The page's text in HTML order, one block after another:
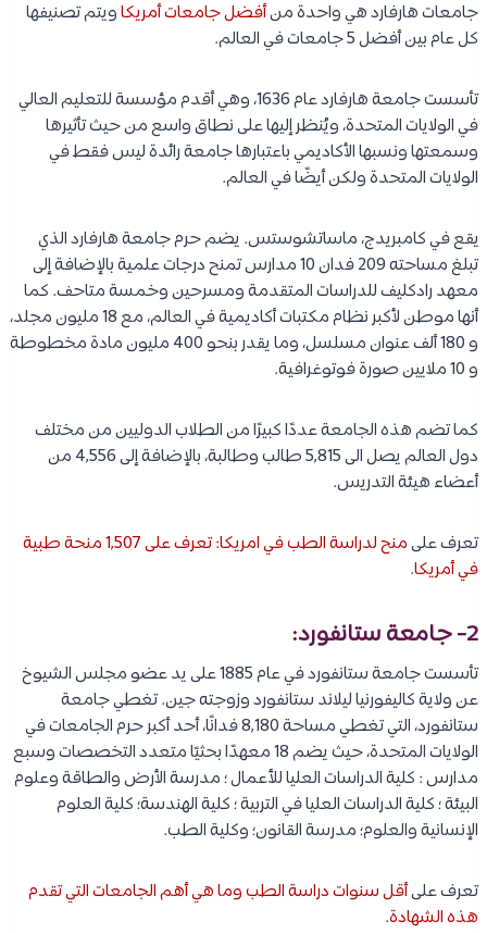
جامعات هارفارد هي واحدة منأفضل جامعات أمريكاويتم تصنيفها
كل عام بين أفضل 5 جامعات في العالم.
تأسست جامعة هارفارد عام 1636، وهي أقدم مؤسسة للتعليم العالي
في الولايات المتحدة، ويُنظر إليها على نطاق واسع من حيث تأثيرها
وسمعتها ونسبها الأكاديمي باعتبارها جامعة رائدة ليس فقط في
الولايات المتحدة ولكن أيضًا في العالم.
يقع في كامبريدج، ماساتشوستس. يضم حرم جامعة هارفارد الذي
تبلغ مساحته 209 فدان 10 مدارس تمنح درجات علمية بالإضافة إلى
معهد رادكليف للدراسات المتقدمة ومسرحين وخمسة متاحف. كما
أنها موطن لأكبر نظام مكتبات أكاديمية في العالم، مع 18 مليون مجلد،
و 180 ألف عنوان مسلسل، وما يقدر بنحو 400 مليون مادة مخطوطة
و 10 ملايين صورة فوتوغرافية.
كما تضم هذه الجامعة عددًا كبيرًا من الطلاب الدوليين من مختلف
دول العالم يصل الى 5,815 طالب وطالبة، بالإضافة إلى 4,556 من
أعضاء هيئة التدريس.
تعرف على
منح لدراسة الطب في امريكا: تعرف على 1,507 منحة طبية
في أمريكا.
2- جامعة ستانفورد:
تأسست جامعة ستانفورد في عام 1885 على يد عضو مجلس الشيوخ
عن ولاية كاليفورنيا ليلاند ستانفورد وزوجته جين. تغطي جامعة
ستانفورد، التي تغطي مساحة 8,180 فدانًا، أحد أكبر حرم الجامعات في
الولايات المتحدة، حيث يضم 18 معهدًا بحثيًا متعدد التخصصات وسبع
مدارس : كلية الدراسات العليا للأعمال ؛ مدرسة الأرض والطاقة وعلوم
البيئة ؛ كلية الدراسات العليا في التربية ؛ كلية الهندسة؛ كلية العلوم
الإنسانية والعلوم؛ مدرسة القانون؛ وكلية الطب.
تعرف علىأقل سنوات دراسة الطب وما هي أهم الجامعات التي تقدم
هذه الشهادة.